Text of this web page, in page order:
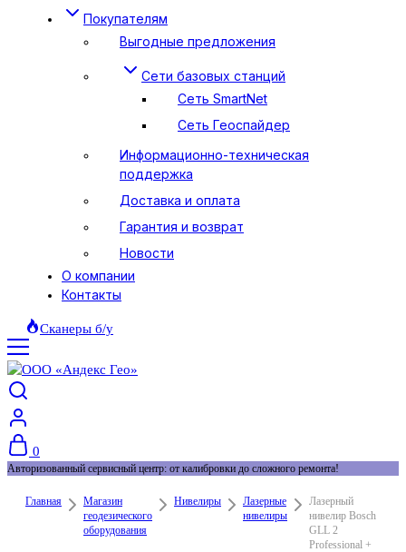
Покупателям
Выгодные предложения
Сети базовых станций
Сеть SmartNet
Сеть Геоспайдер
Информационно-техническая
поддержка
Доставка и оплата
Гарантия и возврат
Новости
О компании
Контакты
Сканеры б/у
0
Авторизованный сервисный центр: от калибровки до сложного ремонта!
Главная
Магазин
геодезического
оборудования
Нивелиры
Лазерные
нивелиры
Лазерный
нивелир Bosch
GLL 2
Professional +